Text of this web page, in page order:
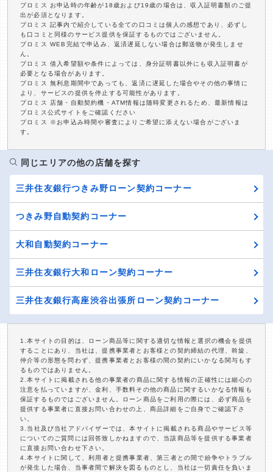
プロミス お申込時の年齢が18歳および19歳の場合は、収入証明書類のご提
出が必須となります。
プロミス 記事内で紹介している全ての口コミは個人の感想であり、必ずし
も口コミと同様のサービス提供を保証するものではございません。
プロミス WEB完結で申込み、返済遅延しない場合は郵送物が発生しませ
ん。
プロミス 借入希望額や条件によっては、身分証明書以外にも収入証明書が
必要となる場合があります。
プロミス 無利息期間中であっても、返済に遅延した場合やその他の事情に
より、サービスの提供を停止する可能性があります。
プロミス 店舗・自動契約機・ATM情報は随時変更されるため、最新情報は
プロミス公式サイトをご確認ください
プロミス ※お申込み時間や審査によりご希望に添えない場合がございま
す。
同じエリアの他の店舗を探す
三井住友銀行つきみ野ローン契約コーナー
つきみ野自動契約コーナー
大和自動契約コーナー
三井住友銀行大和ローン契約コーナー
三井住友銀行高座渋谷出張所ローン契約コーナー
1.本サイトの目的は、ローン商品等に関する適切な情報と選択の機会を提供
することにあり、当社は、提携事業者とお客様との契約締結の代理、斡旋、
仲介等の形態を問わず、提携事業者とお客様の間の契約にいかなる関与もす
るものではありません。
2.本サイトに掲載される他の事業者の商品に関する情報の正確性には細心の
注意を払っていますが、金利、手数料その他の商品に関するいかなる情報も
保証するものではございません。ローン商品をご利用の際には、必ず商品を
提供する事業者に直接お問い合わせの上、商品詳細をご自身でご確認下さ
い。
3.当社及び当社アドバイザーでは、本サイトに掲載される商品やサービス等
についてのご質問には回答致しかねますので、当該商品等を提供する事業者
に直接お問い合わせ下さい。
4.本サイトに関して、利用者と提携事業者、第三者との間で紛争やトラブル
が発生した場合、当事者間で解決を図るものとし、当社は一切責任を負いま